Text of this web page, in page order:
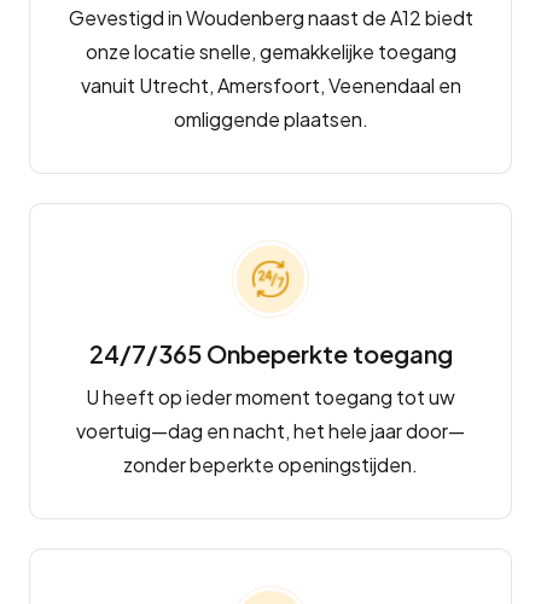
Gevestigd in Woudenberg naast de A12 biedt
onze locatie snelle, gemakkelijke toegang
vanuit Utrecht, Amersfoort, Veenendaal en
omliggende plaatsen.
24/7/365 Onbeperkte toegang
U heeft op ieder moment toegang tot uw
voertuig—dag en nacht, het hele jaar door—
zonder beperkte openingstijden.